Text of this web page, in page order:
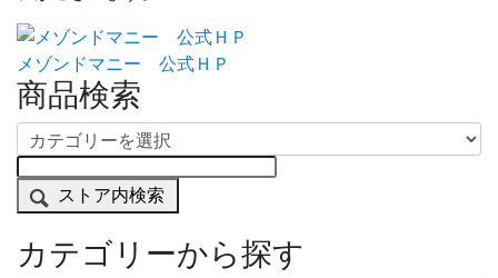
メゾンドマニー 公式ＨＰ
商品検索
ストア内検索
カテゴリーから探す